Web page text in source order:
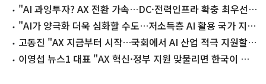
합2보)
"AI 과잉투자? AX 전환 가속…DC·전력인프라 확충 최우선"
(종합)
"AI가 양극화 더욱 심화할 수도…저소득층 AI 활용 국가 지원
필요"
고동진 "AX 지금부터 시작…국회에서 AI 산업 적극 지원할
것"이영섭 뉴스1 대표 "AX 혁신·정부 지원 맞물리면 한국이 선